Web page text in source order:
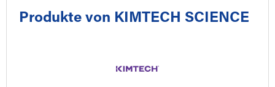
Produkte von KIMTECH SCIENCE